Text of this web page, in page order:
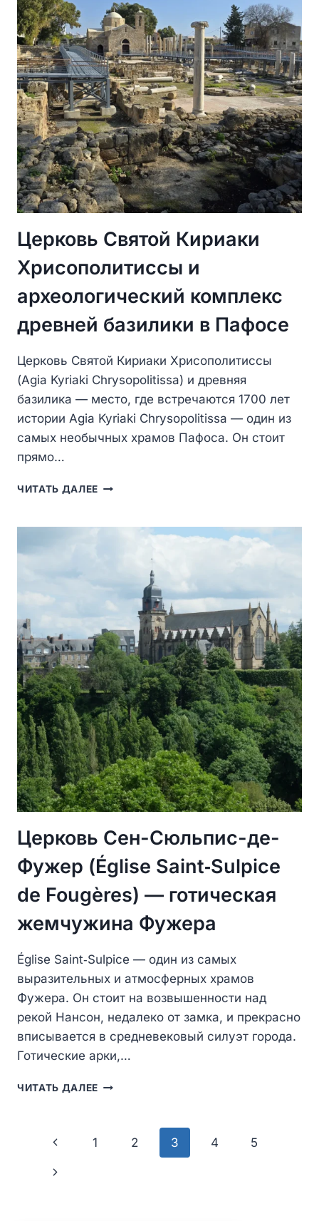
ДРЕВНЯЯ
СВЯТЫНЯ
И
МЕСТО
СИЛЫ
Церковь Святой Кириаки
Хрисополитиссы и
археологический комплекс
древней базилики в Пафосе
Церковь Святой Кириаки Хрисополитиссы
(Agia Kyriaki Chrysopolitissa) и древняя
базилика — место, где встречаются 1700 лет
истории Agia Kyriaki Chrysopolitissa — один из
самых необычных храмов Пафоса. Он стоит
прямо…
ЧИТАТЬ ДАЛЕЕ ЦЕРКОВЬ
ХРИСОПОЛИТИССЫ
АРХЕОЛОГИЧЕСКИЙ
КОМПЛЕКС
ДРЕВНЕЙ
БАЗИЛИКИ
В
ПАФОСЕ
Церковь Сен-Сюльпис-де-
Фужер (Église Saint‑Sulpice
de Fougères) — готическая
жемчужина Фужера
Église Saint‑Sulpice — один из самых
выразительных и атмосферных храмов
Фужера. Он стоит на возвышенности над
рекой Нансон, недалеко от замка, и прекрасно
вписывается в средневековый силуэт города.
Готические арки,…
ЧИТАТЬ ДАЛЕЕ ЦЕРКОВЬ
ФУЖЕР
Навигация
Предыдущая
страница
1 2 3 4 5
Следующая